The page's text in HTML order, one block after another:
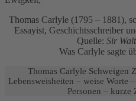
Thomas Carlyle (1795 – 1881),
Essayist, Geschichtsschreiber
Quelle: Sir
Was Carlyle sagte
Thomas Carlyle Schweigen
Lebensweisheiten – weise Worte
Personen – kurze